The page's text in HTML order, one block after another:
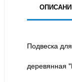
Подвеска
деревянная